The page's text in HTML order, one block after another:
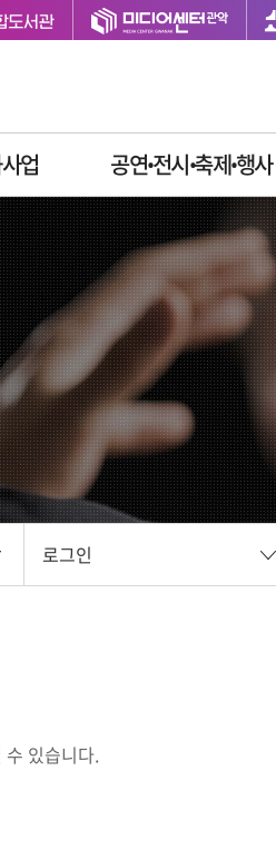
업
원
유
육
지
화
공연ꞏ전시ꞏ축제ꞏ행사
이달의 일정
공연안내
전시안내
축제안내
행사안내
로그인
수 있습니다.